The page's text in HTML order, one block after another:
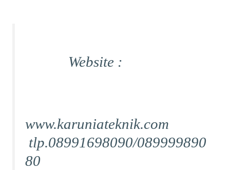
Website :
www.karuniateknik.com
tlp.08991698090/089999890
80